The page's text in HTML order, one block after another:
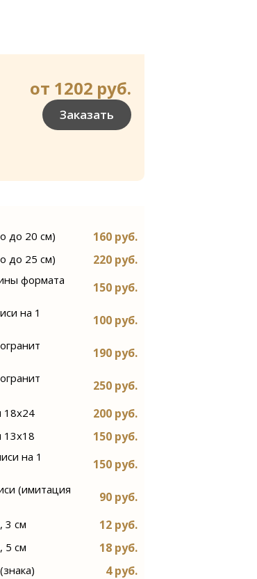
от 1202 руб.
Заказать
до 20 см) 160 руб.
до 25 см) 220 руб.
формата
150 руб.
на 1
100 руб.
190 руб.
250 руб.
18х24 200 руб.
13х18 150 руб.
на 1
150 руб.
(имитация
90 руб.
3 см 12 руб.
5 см 18 руб.
4 руб.